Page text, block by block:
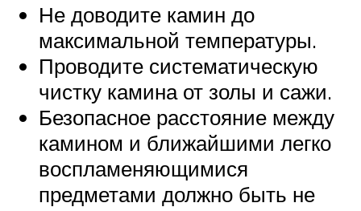
Не доводите камин до
максимальной температуры.
Проводите систематическую
чистку камина от золы и сажи.
Безопасное расстояние между
камином и ближайшими легко
воспламеняющимися
предметами должно быть не